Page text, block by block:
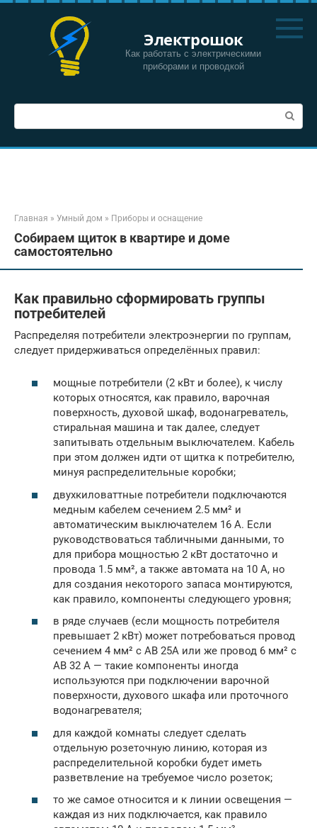
Перейти
Электрошок
Как работать с электрическими
приборами и проводкой
Поиск:
Главная » Умный дом » Приборы и оснащение
Собираем щиток в квартире и доме
самостоятельно
Как правильно сформировать группы
потребителей
Распределяя потребители электроэнергии по группам,
следует придерживаться определённых правил:
мощные потребители (2 кВт и более), к числу
которых относятся, как правило, варочная
поверхность, духовой шкаф, водонагреватель,
стиральная машина и так далее, следует
запитывать отдельным выключателем. Кабель
при этом должен идти от щитка к потребителю,
минуя распределительные коробки;
двухкиловаттные потребители подключаются
медным кабелем сечением 2.5 мм² и
автоматическим выключателем 16 А. Если
руководствоваться табличными данными, то
для прибора мощностью 2 кВт достаточно и
провода 1.5 мм², а также автомата на 10 А, но
для создания некоторого запаса монтируются,
как правило, компоненты следующего уровня;
в ряде случаев (если мощность потребителя
превышает 2 кВт) может потребоваться провод
сечением 4 мм² с АВ 25А или же провод 6 мм² с
АВ 32 А — такие компоненты иногда
используются при подключении варочной
поверхности, духового шкафа или проточного
водонагревателя;
для каждой комнаты следует сделать
отдельную розеточную линию, которая из
распределительной коробки будет иметь
разветвление на требуемое число розеток;
то же самое относится и к линии освещения —
каждая из них подключается, как правило